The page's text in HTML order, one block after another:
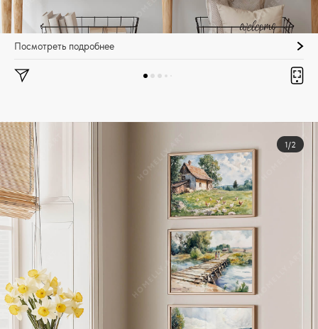
Посмотреть подробнее
1/2